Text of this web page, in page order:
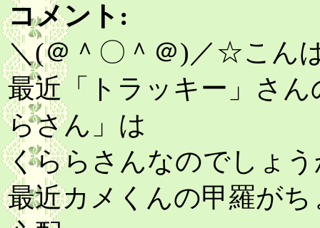
コメント:
＼(＠＾〇＾＠)／☆こん
最近「トラッキー」さ
らさん」は
くららさんなのでしょ
最近カメくんの甲羅が